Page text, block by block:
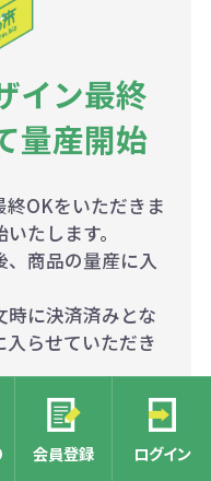
会員登録 ログイン
イン最終
量産開始
OKをいただきま
たします。
、商品の量産に入
に決済済みとな
入らせていただき